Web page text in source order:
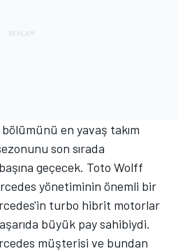
en yavaş takım
son sırada
geçecek. Toto Wolff
yönetiminin önemli bir
turbo hibrit motorlar
büyük pay sahibiydi.
müşterisi ve bundan